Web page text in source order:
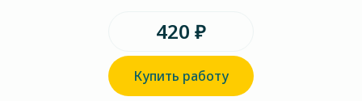
420 ₽
Купить работу